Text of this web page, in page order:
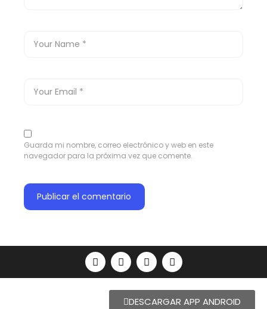
Guarda mi nombre, correo electrónico y web en este
navegador para la próxima vez que comente.
DESCARGAR APP ANDROID